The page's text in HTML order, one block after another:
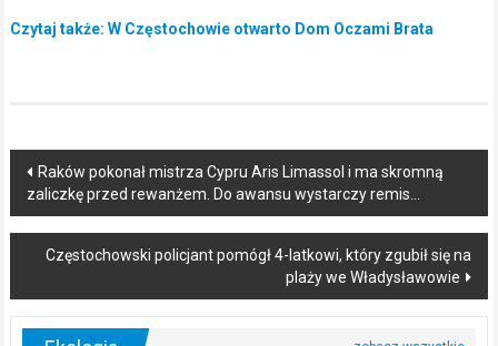
Czytaj także: W Częstochowie otwarto Dom Oczami Brata
Post
navigation
Raków pokonał mistrza Cypru Aris Limassol i ma skromną
zaliczkę przed rewanżem. Do awansu wystarczy remis…
Częstochowski policjant pomógł 4-latkowi, który zgubił się na
plaży we Władysławowie